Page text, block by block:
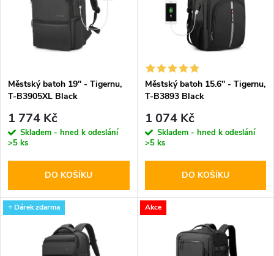
p
r
o
d
u
s
p
r
o
d
Městský batoh 19'' - Tigernu,
T-B3905XL Black
1 774 Kč
Skladem - hned k odeslání
>5 ks
DO KOŠÍKU
Městský batoh 15.6'' - Tigernu,
T-B3893 Black
1 074 Kč
Skladem - hned k odeslání
>5 ks
DO KOŠÍKU
+ Dárek zdarma Akce